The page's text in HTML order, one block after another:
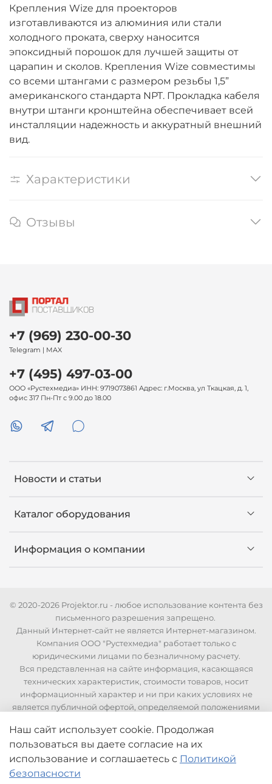
Крепления Wize для проекторов
изготавливаются из алюминия или стали
холодного проката, сверху наносится
эпоксидный порошок для лучшей защиты от
царапин и сколов. Крепления Wize совместимы
со всеми штангами c размером резьбы 1,5”
американского стандарта NPT. Прокладка кабеля
внутри штанги кронштейна обеспечивает всей
инсталляции надежность и аккуратный внешний
вид.
Характеристики
Отзывы
Новости и статьи
Каталог оборудования
Информация о компании
+7 (969) 230-00-30
Telegram | MAX
+7 (495) 497-03-00
ООО «Рустехмедиа» ИНН: 9719073861 Адрес: г.Москва, ул Ткацкая, д. 1,
офис 317 Пн-Пт с 9.00 до 18.00
© 2020-2026 Projektor.ru - любое использование контента без
письменного разрешения запрещено.
Данный Интернет-сайт не является Интернет-магазином.
Компания ООО "Рустехмедиа" работает только с
юридическими лицами по безналичному расчету.
Вся представленная на сайте информация, касающаяся
технических характеристик, стоимости товаров, носит
информационный характер и ни при каких условиях не
является публичной офертой, определяемой положениями
стоимости и технических характеристик необходимо
связаться с нашими менеджерами по телефонам указанным
на сайте.
Наш сайт использует cookie. Продолжая
пользоваться вы даете согласие на их
использование и соглашаетесь с Политикой
безопасности